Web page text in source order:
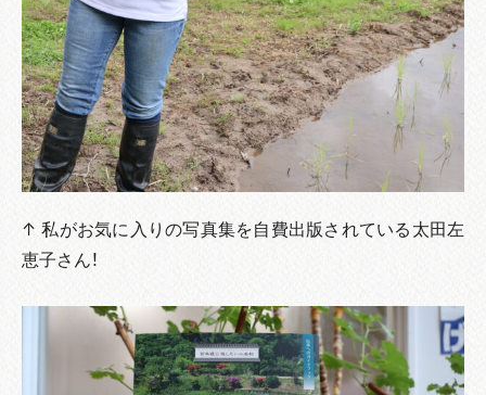
↑ 私がお気に入りの写真集を自費出版されている太田左
恵子さん！